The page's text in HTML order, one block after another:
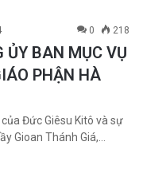
0 218
ỦY BAN MỤC VỤ
PHẬN HÀ
Đức Giêsu Kitô và sự
Gioan Thánh Giá,…